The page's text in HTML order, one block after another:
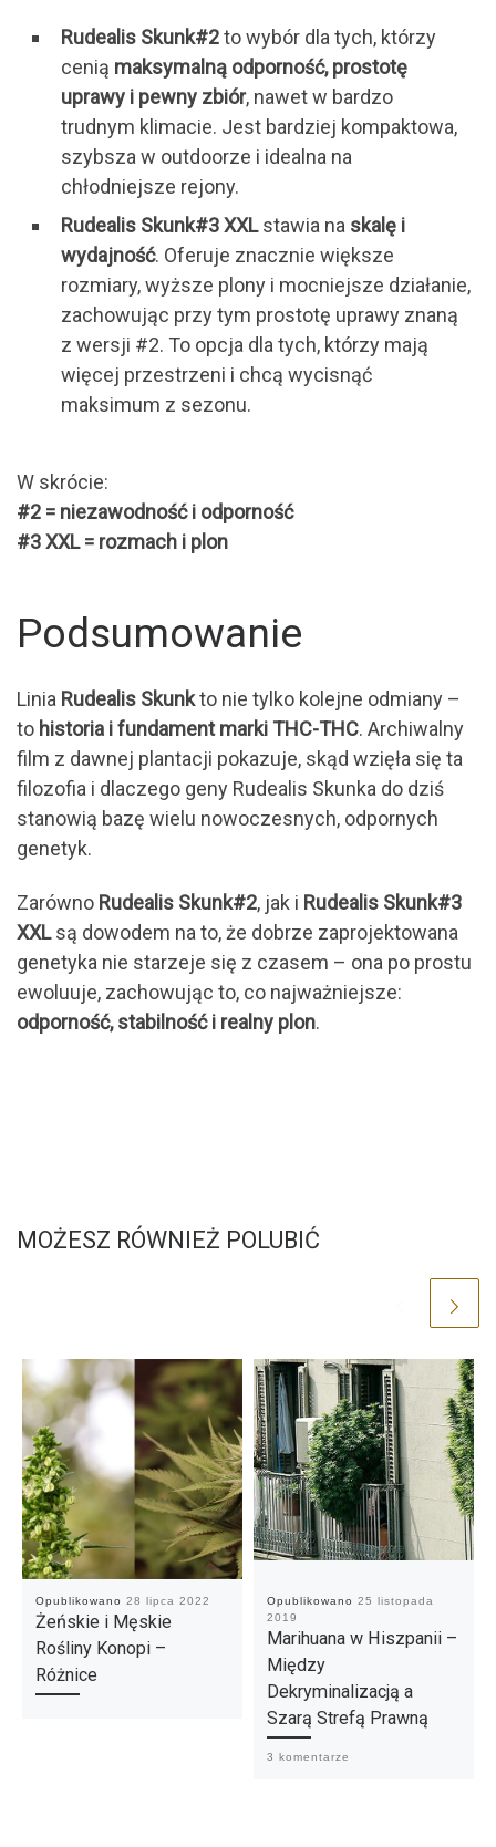
Rudealis Skunk#2to wybór dla tych, którzy
cenią maksymalną odporność, prostotę
uprawy i pewny zbiór, nawet w bardzo
trudnym klimacie. Jest bardziej kompaktowa,
szybsza w outdoorze i idealna na
chłodniejsze rejony.
Rudealis Skunk#3 XXLstawia na skalę i
wydajność. Oferuje znacznie większe
rozmiary, wyższe plony i mocniejsze działanie,
zachowując przy tym prostotę uprawy znaną
z wersji #2. To opcja dla tych, którzy mają
więcej przestrzeni i chcą wycisnąć
maksimum z sezonu.
W skrócie:
#2 = niezawodność i odporność
#3 XXL = rozmach i plon
Podsumowanie
Linia Rudealis Skunkto nie tylko kolejne odmiany –
to historia i fundament marki THC-THC. Archiwalny
film z dawnej plantacji pokazuje, skąd wzięła się ta
filozofia i dlaczego geny Rudealis Skunka do dziś
stanowią bazę wielu nowoczesnych, odpornych
genetyk.
Zarówno Rudealis Skunk#2, jak i Rudealis Skunk#3
XXLsą dowodem na to, że dobrze zaprojektowana
genetyka nie starzeje się z czasem – ona po prostu
ewoluuje, zachowując to, co najważniejsze:
odporność, stabilność i realny plon.
MOŻESZ RÓWNIEŻ POLUBIĆ
Opublikowano 28 lipca 2022
Żeńskie i Męskie
Rośliny Konopi –
Różnice
Opublikowano 25 listopada
2019
Marihuana w Hiszpanii –
Między
Dekryminalizacją a
Szarą Strefą Prawną
3 komentarze